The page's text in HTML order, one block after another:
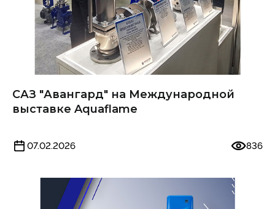
САЗ "Авангард" на Международной
выставке Aquaflame
07.02.2026 836